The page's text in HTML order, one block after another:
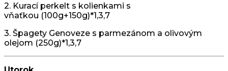
2. Kurací perkelt s kolienkami s
vňaťkou (100g+150g)*1,3,7
3. Špagety Genoveze s parmezánom a olivovým
olejom (250g)*1,3,7